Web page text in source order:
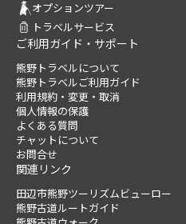
オプションツアー
トラベルサービス
ご利用ガイド・サポート
熊野トラベルについて
熊野トラベルご利用ガイド
利用規約・変更・取消
個人情報の保護
よくある質問
チャットについて
お問合せ
関連リンク
田辺市熊野ツーリズムビューロー
熊野古道ルートガイド